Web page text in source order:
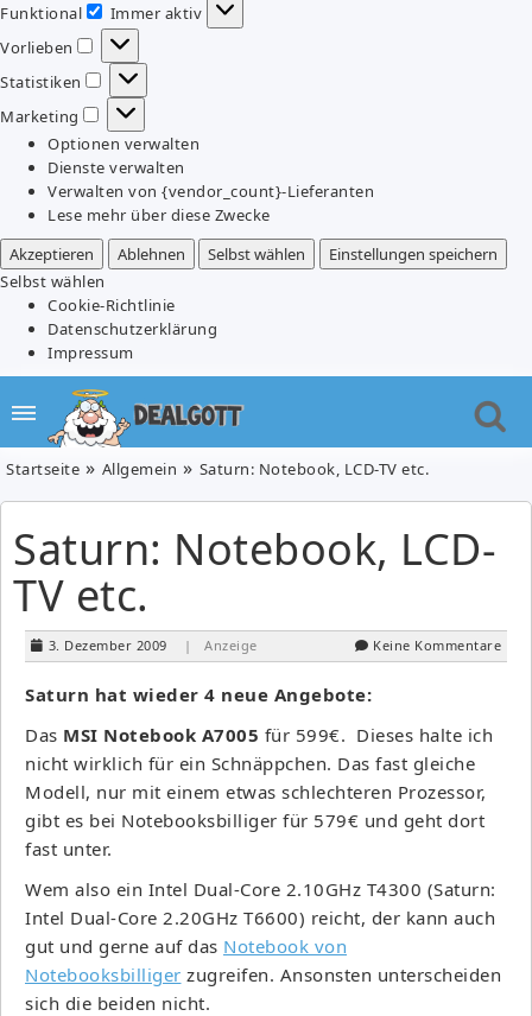
Funktional
Funktional
Immer aktiv
Vorlieben
Vorlieben
Statistiken
Statistiken
Marketing
Marketing
Optionen verwalten
Dienste verwalten
Verwalten von {vendor_count}-Lieferanten
Lese mehr über diese Zwecke
Akzeptieren
Ablehnen Selbst wählen
Einstellungen speichern
Selbst wählen
Cookie-Richtlinie
Datenschutzerklärung
Impressum
Startseite Allgemein Saturn: Notebook, LCD-TV etc.
Saturn: Notebook, LCD-
TV etc.
3. Dezember 2009 | Anzeige Keine Kommentare
Saturn hat wieder 4 neue Angebote:
Das MSI Notebook A7005 für 599€. Dieses halte ich
nicht wirklich für ein Schnäppchen. Das fast gleiche
Modell, nur mit einem etwas schlechteren Prozessor,
gibt es bei Notebooksbilliger für 579€ und geht dort
fast unter.
Wem also ein Intel Dual-Core 2.10GHz T4300 (Saturn:
Intel Dual-Core 2.20GHz T6600) reicht, der kann auch
gut und gerne auf das Notebook von
Notebooksbilliger zugreifen. Ansonsten unterscheiden
sich die beiden nicht.